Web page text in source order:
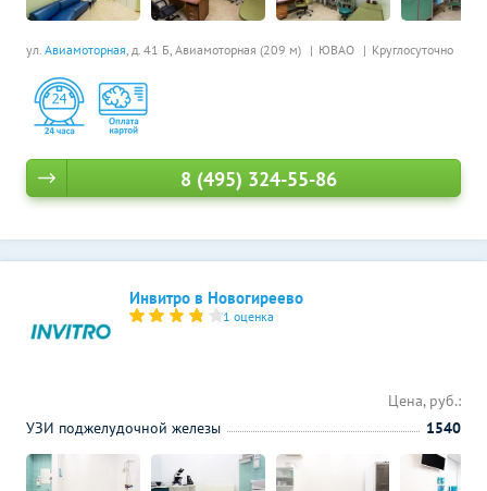
ул. Авиамоторная, д. 41 Б, Авиамоторная (209 м) ЮВАО Круглосуточно
8 (495) 324-55-86
Инвитро в Новогиреево
1 оценка
Цена, руб.:
УЗИ поджелудочной железы
1540